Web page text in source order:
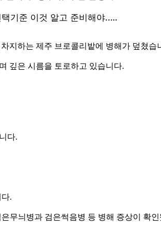
지하는 제주 브로콜리밭에 병해가 덮쳤습
깊은 시름을 토로하고 있습니다.
다.
.
무늬병과 검은썩음병 등 병해 증상이 확